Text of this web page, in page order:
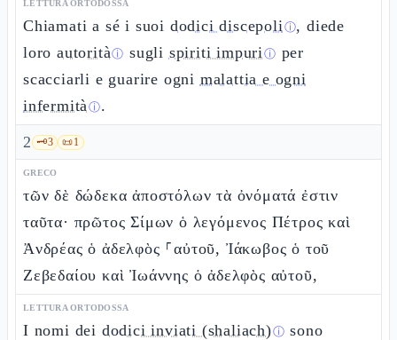
LETTURA ORTODOSSA
Chiamati a sé i suoi dodici discepoliⓘ, diede
loro autoritàⓘ sugli spiriti impuriⓘ per
scacciarli e guarire ogni malattia e ogni
infermitàⓘ.
2 🗝️3 📜1
GRECO
τῶν δὲ δώδεκα ἀποστόλων τὰ ὀνόματά ἐστιν
ταῦτα· πρῶτος Σίμων ὁ λεγόμενος Πέτρος καὶ
Ἀνδρέας ὁ ἀδελφὸς ⸀αὐτοῦ, Ἰάκωβος ὁ τοῦ
Ζεβεδαίου καὶ Ἰωάννης ὁ ἀδελφὸς αὐτοῦ,
LETTURA ORTODOSSA
I nomi dei dodici inviati (shaliach)ⓘ sono